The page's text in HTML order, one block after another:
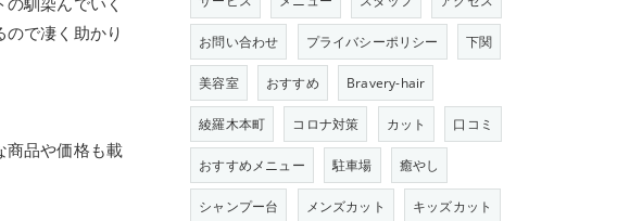
で凄く助かり
商品や価格も載
お問い合わせ プライバシーポリシー 下関
美容室 おすすめ Bravery-hair
綾羅木本町 コロナ対策 カット 口コミ
おすすめメニュー 駐車場 癒やし
シャンプー台 メンズカット キッズカット